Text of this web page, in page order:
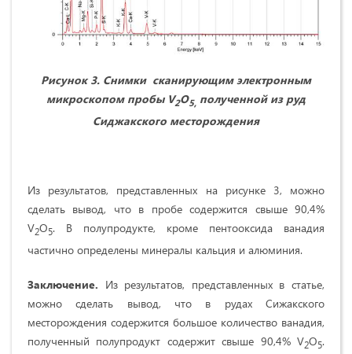
Рисунок 3. Снимки сканирующим электронным
микроскопом пробы V2O5, полученной из руд
Сиджакского месторождения
Из результатов, представленных на рисунке 3, можно
сделать вывод, что в пробе содержится свыше 90,4%
V2O5. В полупродукте, кроме пентооксида ванадия
частично определены минералы кальция и алюминия.
Заключение. Из результатов, представленных в статье,
можно сделать вывод, что в рудах Сижакского
месторождения содержится большое количество ванадия,
полученный полупродукт содержит свыше 90,4% V2O5.